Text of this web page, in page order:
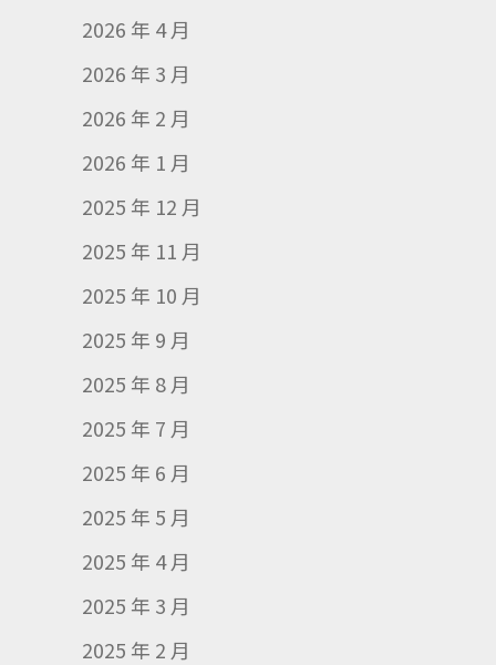
2026 年 4 月
2026 年 3 月
2026 年 2 月
2026 年 1 月
2025 年 12 月
2025 年 11 月
2025 年 10 月
2025 年 9 月
2025 年 8 月
2025 年 7 月
2025 年 6 月
2025 年 5 月
2025 年 4 月
2025 年 3 月
2025 年 2 月